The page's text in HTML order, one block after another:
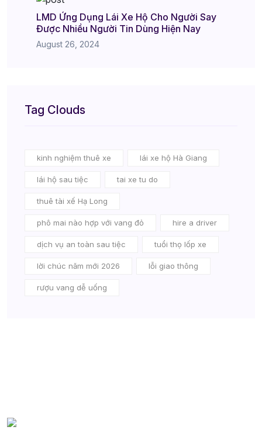
LMD Ứng Dụng Lái Xe Hộ Cho Người Say
Được Nhiều Người Tin Dùng Hiện Nay
August 26, 2024
Tag Clouds
kinh nghiệm thuê xe lái xe hộ Hà Giang
lái hộ sau tiệc tai xe tu do
thuê tài xế Hạ Long
phô mai nào hợp với vang đỏ hire a driver
dịch vụ an toàn sau tiệc tuổi thọ lốp xe
lời chúc năm mới 2026 lỗi giao thông
rượu vang dễ uống